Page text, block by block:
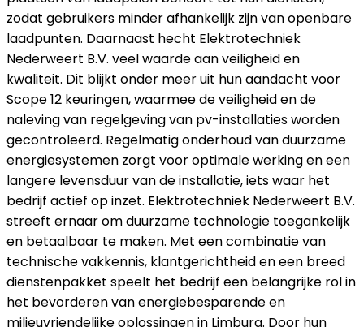
zodat gebruikers minder afhankelijk zijn van openbare
laadpunten. Daarnaast hecht Elektrotechniek
Nederweert B.V. veel waarde aan veiligheid en
kwaliteit. Dit blijkt onder meer uit hun aandacht voor
Scope 12 keuringen, waarmee de veiligheid en de
naleving van regelgeving van pv-installaties worden
gecontroleerd. Regelmatig onderhoud van duurzame
energiesystemen zorgt voor optimale werking en een
langere levensduur van de installatie, iets waar het
bedrijf actief op inzet. Elektrotechniek Nederweert B.V.
streeft ernaar om duurzame technologie toegankelijk
en betaalbaar te maken. Met een combinatie van
technische vakkennis, klantgerichtheid en een breed
dienstenpakket speelt het bedrijf een belangrijke rol in
het bevorderen van energiebesparende en
milieuvriendelijke oplossingen in Limburg. Door hun